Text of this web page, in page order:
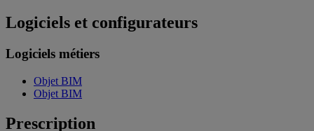
Logiciels et configurateurs
Logiciels métiers
Objet BIM
Objet BIM
Prescription